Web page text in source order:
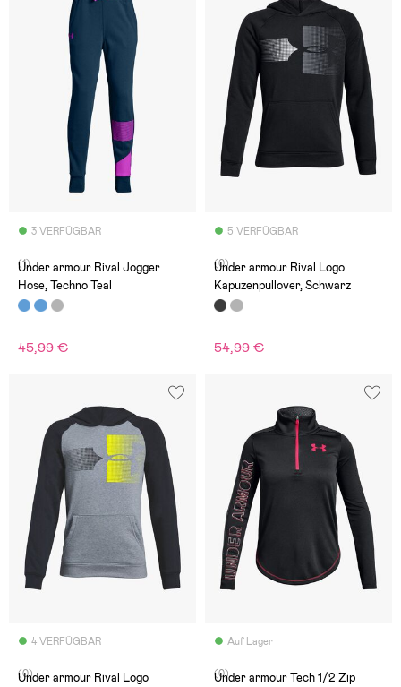
3 VERFÜGBAR
(1)
Under armour Rival Jogger
Hose, Techno Teal
45,99 €
5 VERFÜGBAR
(0)
Under armour Rival Logo
Kapuzenpullover, Schwarz
54,99 €
4 VERFÜGBAR
(0)
Under armour Rival Logo
Auf Lager
(0)
Under armour Tech 1/2 Zip